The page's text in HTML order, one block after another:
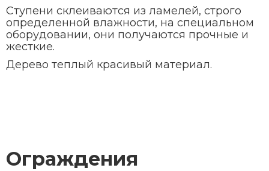
Ступени склеиваются из ламелей, строго
определенной влажности, на специальном
оборудовании, они получаются прочные и
жесткие.
Дерево теплый красивый материал.
Ограждения